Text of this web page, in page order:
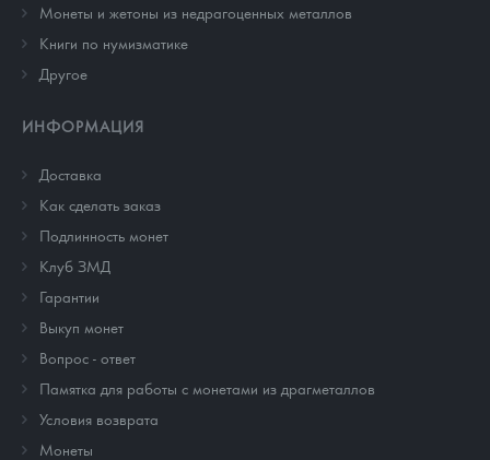
Монеты и жетоны из недрагоценных металлов
Книги по нумизматике
Другое
ИНФОРМАЦИЯ
Доставка
Как сделать заказ
Подлинность монет
Клуб ЗМД
Гарантии
Выкуп монет
Вопрос - ответ
Памятка для работы с монетами из драгметаллов
Условия возврата
Монеты